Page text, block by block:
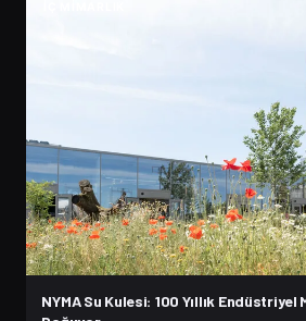
NYMA Su Kulesi: 100 Yıllık Endüstriyel